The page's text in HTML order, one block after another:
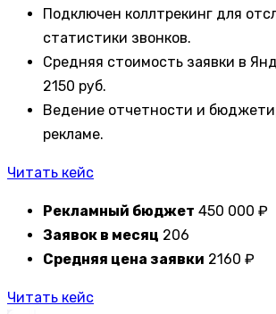
Подключен коллтрекинг для
статистики звонков.
Средняя стоимость заявки в
2150 руб.
Ведение отчетности и
рекламе.
Читать кейс
Рекламный бюджет 450 000 ₽
Заявок в месяц 206
Средняя цена заявки 2160 ₽
Читать кейс